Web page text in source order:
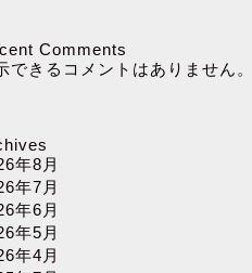
Comments
できるコメントはありません。
年8月
年7月
年6月
年5月
年4月